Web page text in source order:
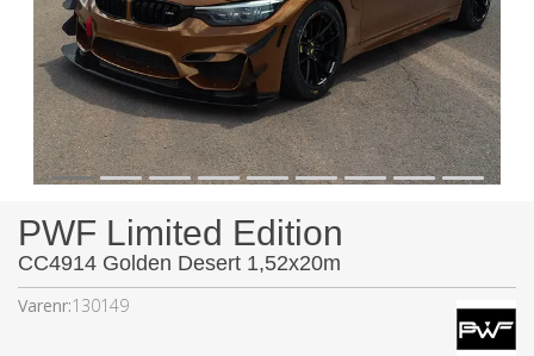
PWF Limited Edition
CC4914 Golden Desert 1,52x20m
Varenr:130149